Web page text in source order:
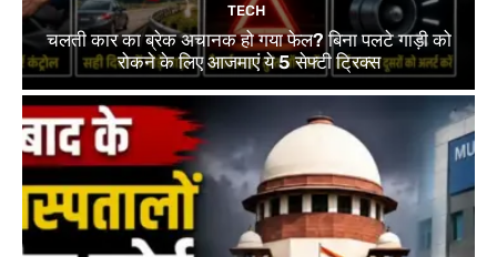
TECH
चलती कार का ब्रेक अचानक हो गया फेल? बिना पलटे गाड़ी को
रोकने के लिए आजमाएं ये 5 सेफ्टी ट्रिक्स